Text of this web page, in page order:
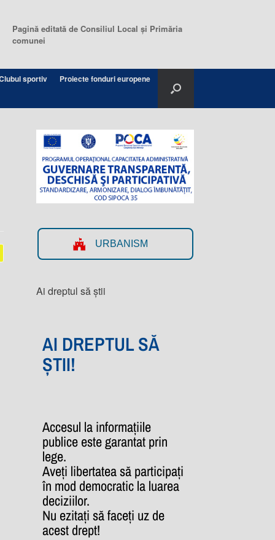
Pagină editată de Consiliul Local şi Primăria
comunei
sportiv
Proiecte fonduri europene
URBANISM
Ai dreptul să știi
AI DREPTUL SĂ
ȘTII!
Accesul la informațiile
publice este garantat prin
lege.
Aveți libertatea să participați
în mod democratic la luarea
deciziilor.
Nu ezitați să faceți uz de
acest drept!